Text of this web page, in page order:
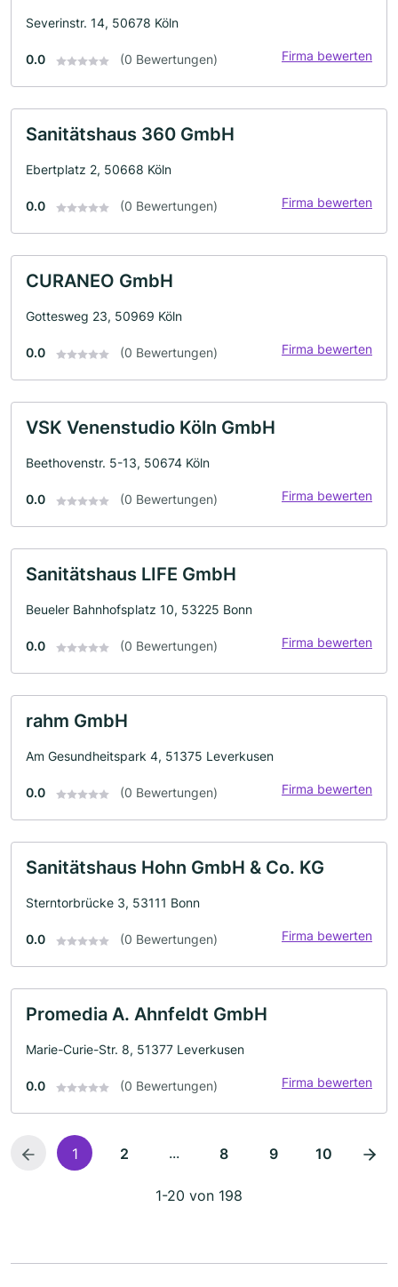
Severinstr. 14, 50678 Köln
0.0 (0 Bewertungen) Firma bewerten
Sanitätshaus 360 GmbH
Ebertplatz 2, 50668 Köln
0.0 (0 Bewertungen) Firma bewerten
CURANEO GmbH
Gottesweg 23, 50969 Köln
0.0 (0 Bewertungen) Firma bewerten
VSK Venenstudio Köln GmbH
Beethovenstr. 5-13, 50674 Köln
0.0 (0 Bewertungen) Firma bewerten
Sanitätshaus LIFE GmbH
Beueler Bahnhofsplatz 10, 53225 Bonn
0.0 (0 Bewertungen) Firma bewerten
rahm GmbH
Am Gesundheitspark 4, 51375 Leverkusen
0.0 (0 Bewertungen) Firma bewerten
Sanitätshaus Hohn GmbH & Co. KG
Sterntorbrücke 3, 53111 Bonn
0.0 (0 Bewertungen) Firma bewerten
Promedia A. Ahnfeldt GmbH
Marie-Curie-Str. 8, 51377 Leverkusen
0.0 (0 Bewertungen) Firma bewerten
1 2 ... 8 9 10
1-20 von 198